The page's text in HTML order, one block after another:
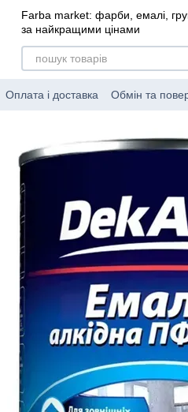
Farba market: фарби, емалі,
за найкращими цінами
Оплата і доставка Обмін та